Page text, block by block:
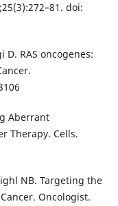
doi:
D. RAS oncogenes:
Aberrant
Therapy. Cells.
NB. Targeting the
Oncologist.